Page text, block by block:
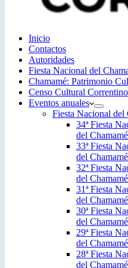
Inicio
Contactos
Autoridades
Fiesta Nacional del
Chamamé: Patrimonio
Censo Cultural Correntino
Eventos anuales
Fiesta Nacional del
34ª Fiesta
del
33ª Fiesta
del
32ª Fiesta
del
31ª Fiesta
del
30ª Fiesta
del
29ª Fiesta
del
28ª Fiesta
del